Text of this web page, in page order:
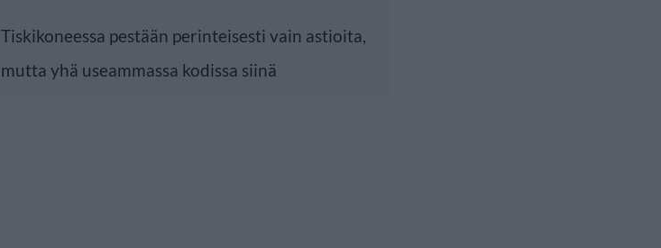
Tiskikoneessa pestään perinteisesti vain astioita,
mutta yhä useammassa kodissa siinä